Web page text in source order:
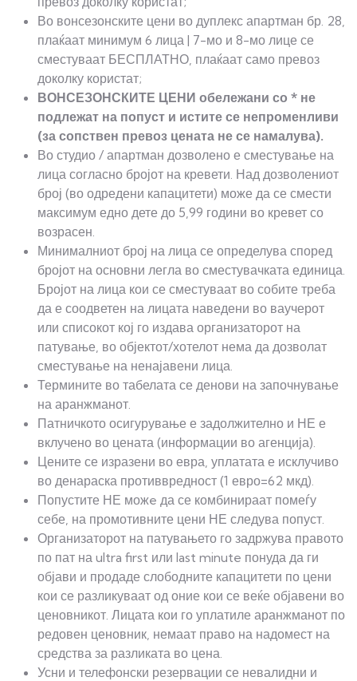
Во вонсезонските цени во дуплекс апартман бр. 28,
плаќаат минимум 6 лица | 7-мо и 8-мо лице се
сместуваат БЕСПЛАТНО, плаќаат само превоз
доколку користат;
ВОНСЕЗОНСКИТЕ ЦЕНИ обележани со * не
подлежат на попуст и истите се непроменливи
(за сопствен превоз цената не се намалува).
Во студио / апартман дозволено е сместување на
лица согласно бројот на кревети. Над дозволениот
број (во одредени капацитети) може да се смести
максимум едно дете до 5,99 години во кревет со
возрасен.
Минималниот број на лица се определува според
бројот на основни легла во сместувачката единица.
Бројот на лица кои се сместуваат во собите треба
да е соодветен на лицата наведени во ваучерот
или списокот кој го издава организаторот на
патување, во објектот/хотелот нема да дозволат
сместување на ненајавени лица.
Термините во табелата се денови на започнување
на аранжманот.
Патничкото осигурување е задолжително и НЕ е
вклучено во цената (информации во агенција).
Цените се изразени во евра, уплатата е исклучиво
во денараска противвредност (1 евро=62 мкд).
Попустите НЕ можe да се комбинираат помеѓу
себе, на промотивните цени НЕ следува попуст.
Организаторот на патувањето го задржува правото
по пат на ultra first или last minute понуда да ги
објави и продаде слободните капацитети по цени
кои се разликуваат од оние кои се веќе објавени во
ценовникот. Лицата кои го уплатиле аранжманот по
редовен ценовник, немаат право на надомест на
средства за разликата во цена.
Усни и телефонски резервации се невалидни и